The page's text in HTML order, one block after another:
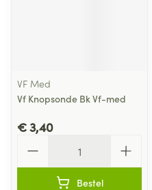
VF Med
Vf Knopsonde Bk Vf-med
€ 3,40
Bestel